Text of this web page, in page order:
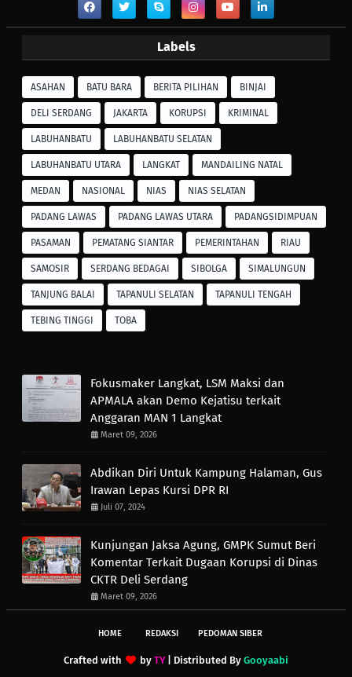
Labels
ASAHAN BATU BARA BERITA PILIHAN BINJAI
DELI SERDANG JAKARTA KORUPSI KRIMINAL
LABUHANBATU LABUHANBATU SELATAN
LABUHANBATU UTARA LANGKAT MANDAILING NATAL
MEDAN NASIONAL NIAS NIAS SELATAN
PADANG LAWAS PADANG LAWAS UTARA PADANGSIDIMPUAN
PASAMAN PEMATANG SIANTAR PEMERINTAHAN RIAU
SAMOSIR SERDANG BEDAGAI SIBOLGA SIMALUNGUN
TANJUNG BALAI TAPANULI SELATAN TAPANULI TENGAH
TEBING TINGGI TOBA
Fokusmaker Langkat, LSM Maksi dan
APMALA akan Demo Kejatisu terkait
Anggaran MAN 1 Langkat
Maret 09, 2026
Abdikan Diri Untuk Kampung Halaman, Gus
Irawan Lepas Kursi DPR RI
Juli 07, 2024
Kunjungan Jaksa Agung, GMPK Sumut Beri
Komentar Terkait Dugaan Korupsi di Dinas
CKTR Deli Serdang
Maret 09, 2026
HOME REDAKSI PEDOMAN SIBER
Crafted with by TY| Distributed By Gooyaabi